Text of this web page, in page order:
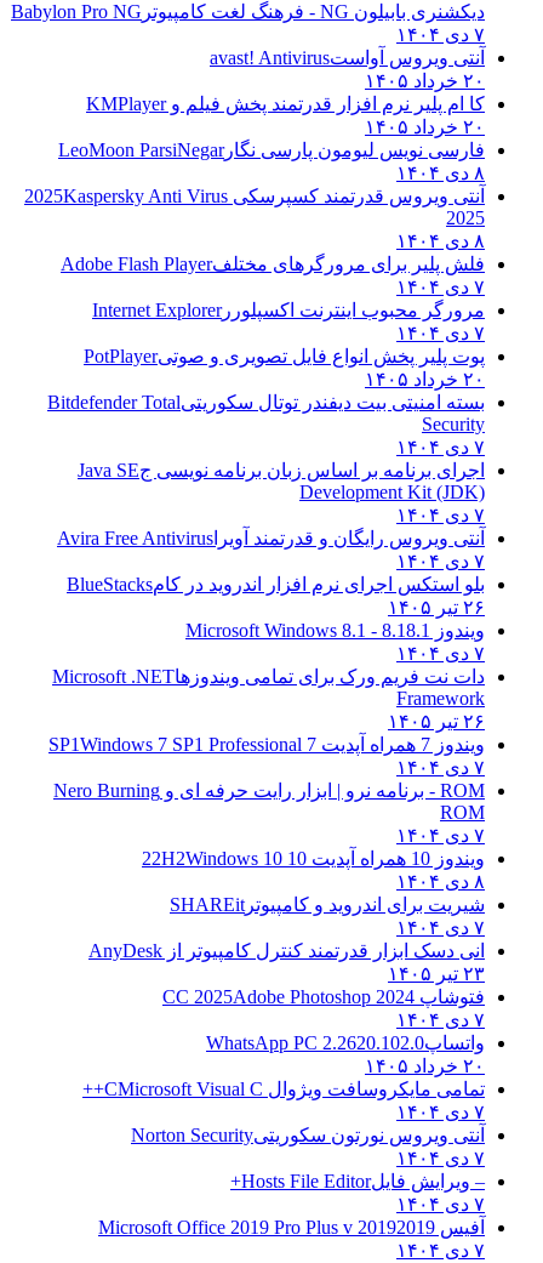
دیکشنری بابیلون NG - فرهنگ لغت کامپیوتر
Babylon Pro NG
۷ دی ۱۴۰۴
آنتی ویروس آواستavast! Antivirus
۲۰ خرداد ۱۴۰۵
کا ام پلیر نرم افزار قدرتمند پخش فیلم وKMPlayer
۲۰ خرداد ۱۴۰۵
فارسی نویس لیومون پارسی نگارLeoMoon ParsiNegar
۸ دی ۱۴۰۴
آنتی ویروس قدرتمند کسپرسکی 2025 Kaspersky Anti Virus
2025
۸ دی ۱۴۰۴
فلش پلیر برای مرورگرهای مختلفAdobe Flash Player
۷ دی ۱۴۰۴
مرورگر محبوب اینترنت اکسپلوررInternet Explorer
۷ دی ۱۴۰۴
پوت پلیر پخش انواع فایل تصویری و صوتیPotPlayer
۲۰ خرداد ۱۴۰۵
بسته امنیتی بیت دیفندر توتال سکوریتیBitdefender Total
Security
۷ دی ۱۴۰۴
اجرای برنامه بر اساس زبان برنامه نویسی جJava SE
Development Kit (JDK)
۷ دی ۱۴۰۴
آنتی ویروس رایگان و قدرتمند آویرا Avira Free Antivirus
۷ دی ۱۴۰۴
بلو استکس اجرای نرم افزار اندروید در کامBlueStacks
۲۶ تیر ۱۴۰۵
ویندوز 8.1
8.1 - Microsoft Windows 8.1
۷ دی ۱۴۰۴
دات نت فریم ورک برای تمامی ویندوزهاMicrosoft .NET
Framework
۲۶ تیر ۱۴۰۵
ویندوز 7 همراه آپدیت 7 SP1
Windows 7 SP1 Professional
۷ دی ۱۴۰۴
ROM - برنامه نرو | ابزار رایت حرفه ای و
Nero Burning
ROM
۷ دی ۱۴۰۴
ویندوز 10 همراه آپدیت 10 22H2
Windows 10
۸ دی ۱۴۰۴
شیریت برای اندروید و کامپیوتر SHAREit
۷ دی ۱۴۰۴
انی دسک ابزار قدرتمند کنترل کامپیوتر از AnyDesk
۲۳ تیر ۱۴۰۵
فتوشاپ CC 2025 Adobe Photoshop 2024
۷ دی ۱۴۰۴
واتساپWhatsApp PC 2.2620.102.0
۲۰ خرداد ۱۴۰۵
تمامی مایکروسافت ویژوال C Microsoft Visual C++
۷ دی ۱۴۰۴
آنتی ویروس نورتون سکوریتیNorton Security
۷ دی ۱۴۰۴
– ویرایش فایلHosts File Editor+
۷ دی ۱۴۰۴
آفیس 2019 2019 Microsoft Office 2019 Pro Plus v
۷ دی ۱۴۰۴